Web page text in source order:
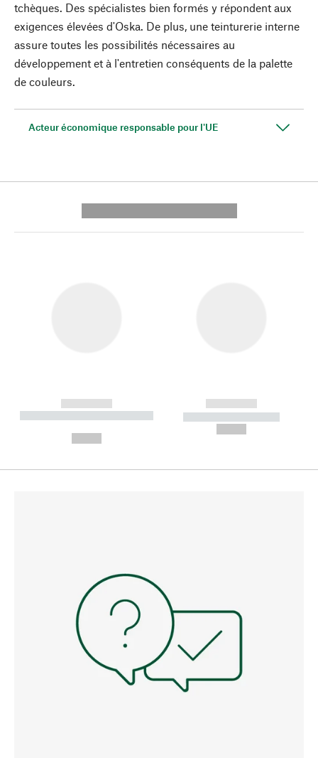
tchèques. Des spécialistes bien formés y répondent aux
exigences élevées d'Oska. De plus, une teinturerie interne
assure toutes les possibilités nécessaires au
développement et à l'entretien conséquents de la palette
de couleurs.
Acteur économique responsable pour l'UE
------------
----------- ----------- --------
------------
----------- -----------